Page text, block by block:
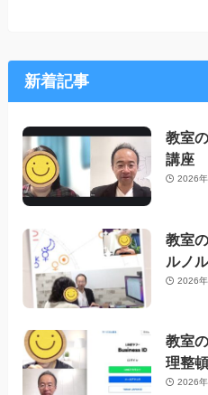
新着記事
教室
講座
2026
教室
ルノ
2026
教室
理整頓
2026